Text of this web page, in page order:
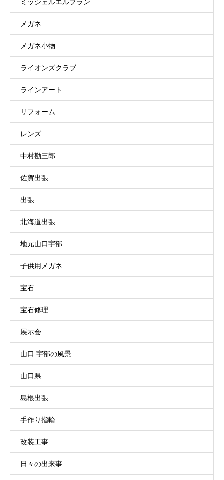
メガネ
メガネ小物
ライオンズクラブ
ラインアート
リフォーム
レンズ
中村勘三郎
佐賀出張
出張
北海道出張
地元山口宇部
子供用メガネ
宝石
宝石修理
展示会
山口 宇部の風景
山口県
島根出張
手作り指輪
改装工事
日々の出来事